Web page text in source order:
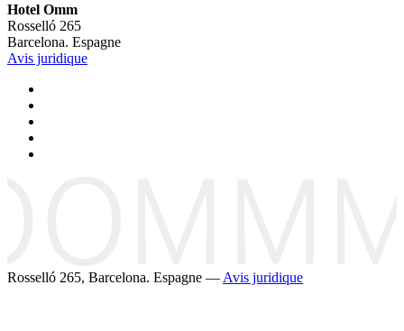
Hotel Omm
Rosselló 265
Barcelona. Espagne
Avis juridique
Rosselló 265, Barcelona. Espagne — Avis juridique